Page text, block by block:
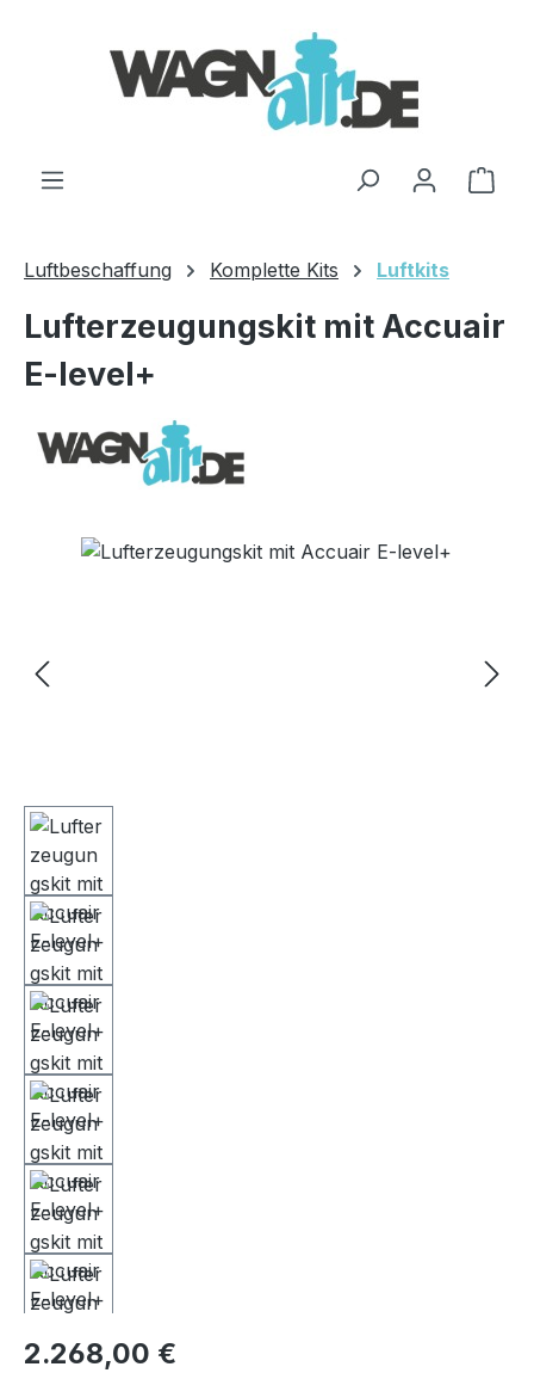
Luftbeschaffung Komplette Kits Luftkits
Lufterzeugungskit mit Accuair
E-level+
Bildergalerie überspringen
Regulärer Preis:
2.268,00 €